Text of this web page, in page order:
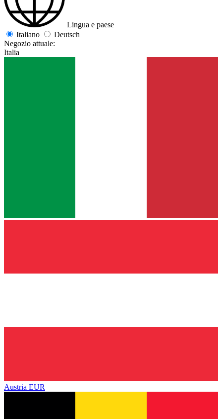
Lingua e paese
Italiano
Deutsch
Negozio attuale:
Italia
Austria EUR